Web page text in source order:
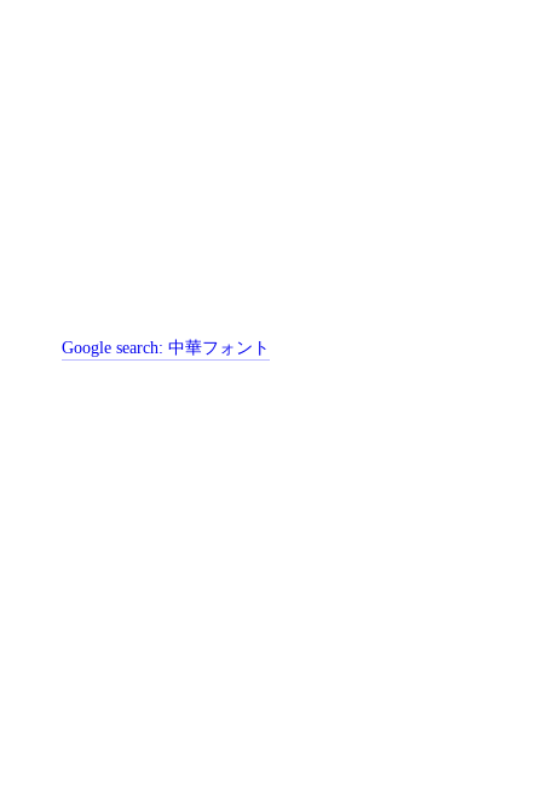
Google search:中華フォント